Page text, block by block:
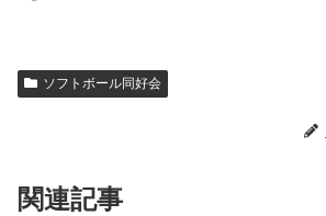
ソフトボール同好会
関連記事